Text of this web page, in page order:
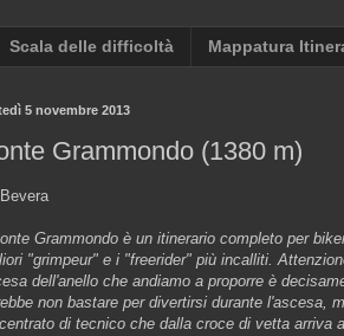
Scala delle difficoltà Mappatura
5 novembre 2013
Grammondo (1380 m)
Grammondo è un itinerario completo per
"grimpeur" e i "freerider" più incalliti.
dell'anello che andiamo a proporre è
non bastare per divertirsi durante l'ascesa,
di tecnico che dalla croce di vetta arriva